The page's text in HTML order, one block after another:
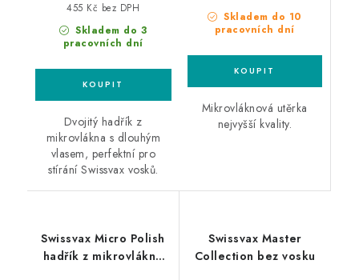
Skladem do 3
pracovních dní
455 Kč bez DPH
Dvojitý hadřík z
mikrovlákna s dlouhým
vlasem, perfektní pro
stírání Swissvax vosků.
Skladem do 10
pracovních dní
Mikrovláknová utěrka
nejvyšší kvality.
Swissvax Micro Polish
hadřík z mikrovlákna
Swissvax Master
Collection bez vosku